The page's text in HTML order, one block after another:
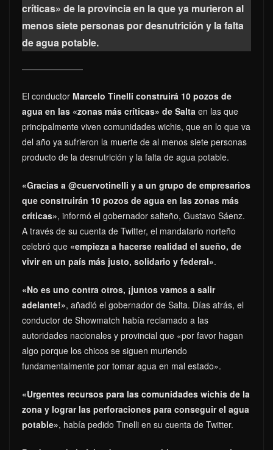
críticas» de la provincia en la que ya murieron al
menos siete personas por desnutrición y la falta
de agua potable.
El conductor Marcelo Tinelli construirá 10 pozos de
agua en las «zonas más críticas» de Salta en las que
principalmente viven comunidades wichis, que en lo que va
del año ya sufrieron la muerte de al menos siete personas
producto de la desnutrición y la falta de agua potable.
«Gracias a @cuervotinelli y a un grupo de empresarios
que construirán 10 pozos de agua en las zonas más
críticas», informó el gobernador salteño, Gustavo Sáenz.
A través de su cuenta de Twitter, el mandatario norteño
celebró que «empieza a hacerse realidad el sueño, de
vivir en un país más justo, solidario y federal».
«No es uno contra otros, ¡juntos vamos a salir
adelante!», añadió el gobernador de Salta. Días atrás, el
conductor de Showmatch había reclamado a las
autoridades nacionales y provincial que «por favor hagan
algo porque los chicos se siguen muriendo
fundamentalmente por tomar agua en mal estado».
«Urgentes recursos para las comunidades wichis de la
zona y lograr las perforaciones para conseguir el agua
potable», había pedido Tinelli en su cuenta de Twitter.